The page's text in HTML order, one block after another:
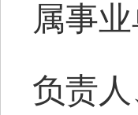
属事
负责人